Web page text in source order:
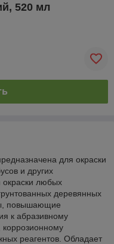
520 мл
для окраски
и других
окраски любых
деревянных
повышающие
к абразивному
коррозионному
реагентов. Обладает